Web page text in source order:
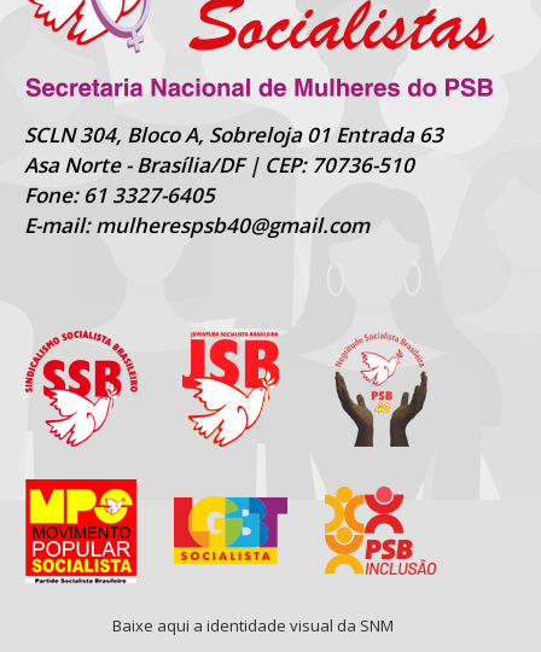
SCLN 304, Bloco A, Sobreloja 01 Entrada 63
Asa Norte - Brasília/DF | CEP: 70736-510
Fone: 61 3327-6405
E-mail: mulherespsb40@gmail.com
Baixe aqui a identidade visual da SNM